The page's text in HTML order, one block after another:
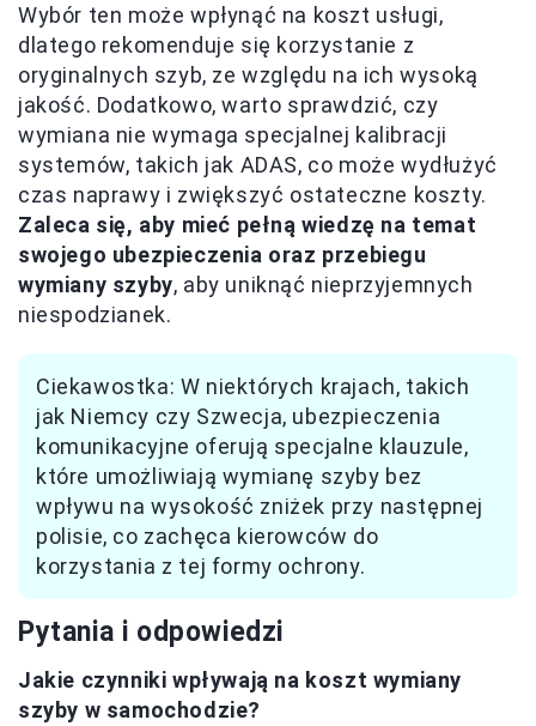
Wybór ten może wpłynąć na koszt usługi,
dlatego rekomenduje się korzystanie z
oryginalnych szyb, ze względu na ich wysoką
jakość. Dodatkowo, warto sprawdzić, czy
wymiana nie wymaga specjalnej kalibracji
systemów, takich jak ADAS, co może wydłużyć
czas naprawy i zwiększyć ostateczne koszty.
Zaleca się, aby mieć pełną wiedzę na temat
swojego ubezpieczenia oraz przebiegu
wymiany szyby, aby uniknąć nieprzyjemnych
niespodzianek.
Ciekawostka: W niektórych krajach, takich
jak Niemcy czy Szwecja, ubezpieczenia
komunikacyjne oferują specjalne klauzule,
które umożliwiają wymianę szyby bez
wpływu na wysokość zniżek przy następnej
polisie, co zachęca kierowców do
korzystania z tej formy ochrony.
Pytania i odpowiedzi
Jakie czynniki wpływają na koszt wymiany
szyby w samochodzie?